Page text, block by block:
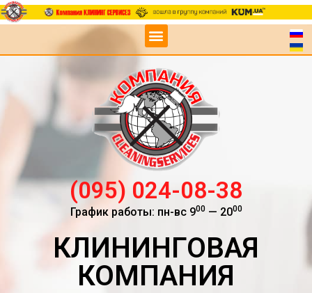
(095) 024-08-38
График работы: пн-вс 900— 2000
КЛИНИНГОВАЯ
КОМПАНИЯ